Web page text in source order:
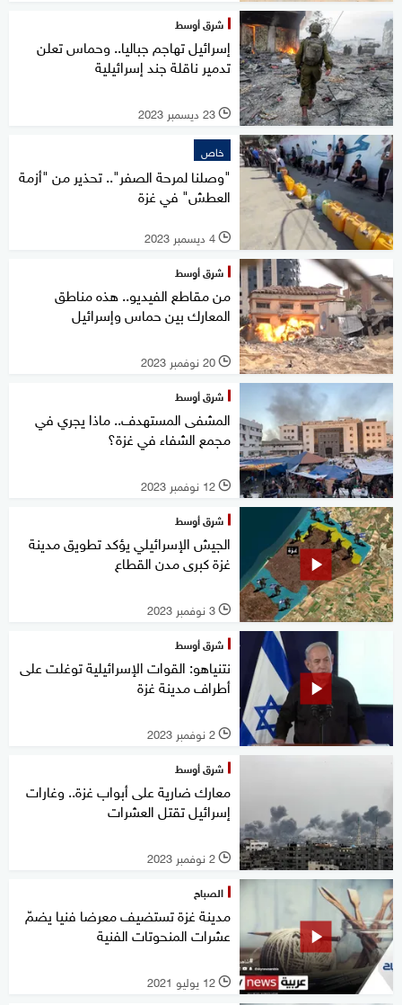
شرق أوسط
إسرائيل تهاجم جباليا.. وحماس تعلن
تدمير ناقلة جند إسرائيلية
l 23 ديسمبر 2023
خاص
"وصلنا لمرحة الصفر".. تحذير من "أزمة
العطش" في غزة
l 4 ديسمبر 2023
شرق أوسط
من مقاطع الفيديو.. هذه مناطق
المعارك بين حماس وإسرائيل
l 20 نوفمبر 2023
شرق أوسط
المشفى المستهدف.. ماذا يجري في
مجمع الشفاء في غزة؟
l 12 نوفمبر 2023
شرق أوسط
الجيش الإسرائيلي يؤكد تطويق مدينة
غزة كبرى مدن القطاع
l 3 نوفمبر 2023
شرق أوسط
نتنياهو: القوات الإسرائيلية توغلت على
أطراف مدينة غزة
l 2 نوفمبر 2023
شرق أوسط
معارك ضارية على أبواب غزة.. وغارات
إسرائيل تقتل العشرات
l 2 نوفمبر 2023
الصباح
مدينة غزة تستضيف معرضا فنيا يضمّ
عشرات المنحوتات الفنية
l 12 يوليو 2021